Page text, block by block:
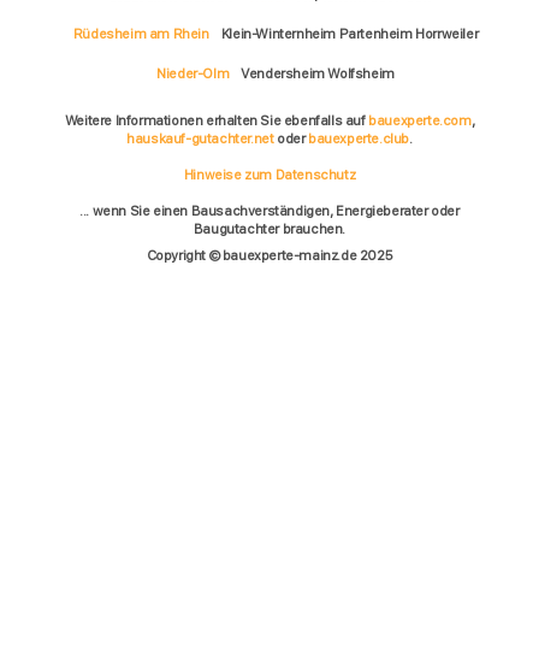
Rüdesheim am Rhein Klein-Winternheim Partenheim Horrweiler
Nieder-Olm Vendersheim Wolfsheim
Weitere Informationen erhalten Sie ebenfalls auf bauexperte.com,
hauskauf-gutachter.netoderbauexperte.club.
Hinweise zum Datenschutz
... wenn Sie einen Bausachverständigen, Energieberater oder
Baugutachter brauchen.
Copyright © bauexperte-mainz.de 2025